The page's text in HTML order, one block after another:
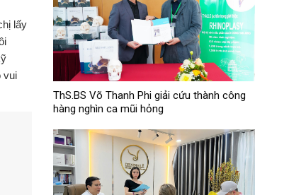
lấy
vui
ThS.BS Võ Thanh Phi giải cứu thành công
hàng nghìn ca mũi hỏng